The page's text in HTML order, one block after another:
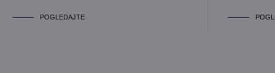
PrihvatamUslove korišćenja i Politiku privatnosti
POGLEDAJTE